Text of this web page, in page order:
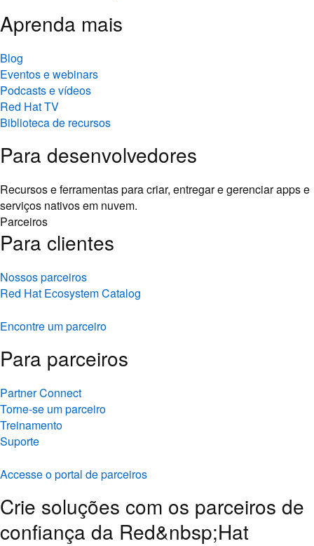
Aprenda mais
Blog
Eventos e webinars
Podcasts e vídeos
Red Hat TV
Biblioteca de recursos
Para desenvolvedores
Recursos e ferramentas para criar, entregar e gerenciar apps e
serviços nativos em nuvem.
Parceiros
Para clientes
Nossos parceiros
Red Hat Ecosystem Catalog
Encontre um parceiro
Para parceiros
Partner Connect
Torne-se um parceiro
Treinamento
Suporte
Accesse o portal de parceiros
Crie soluções com os parceiros de
confiança da Red&nbsp;Hat